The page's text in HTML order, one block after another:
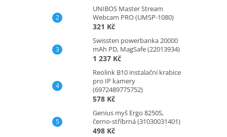
UNIBOS Master Stream
Webcam PRO (UMSP-1080)
321 Kč
Swissten powerbanka 20000
mAh PD, MagSafe (22013934)
1 237 Kč
Reolink B10 instalační krabice
pro IP kamery
(6972489775752)
578 Kč
Genius myš Ergo 8250S,
černo-stříbrná (31030031401)
498 Kč